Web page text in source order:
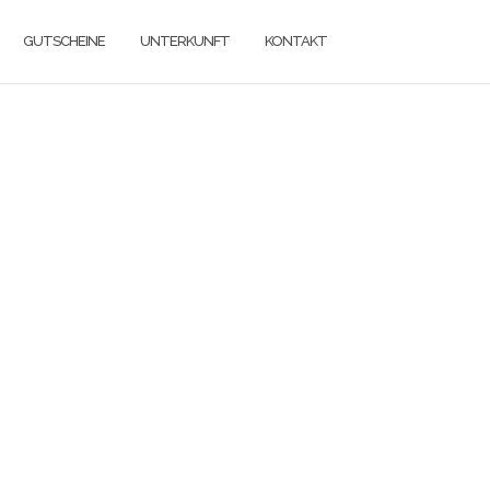
GUTSCHEINE UNTERKUNFT KONTAKT